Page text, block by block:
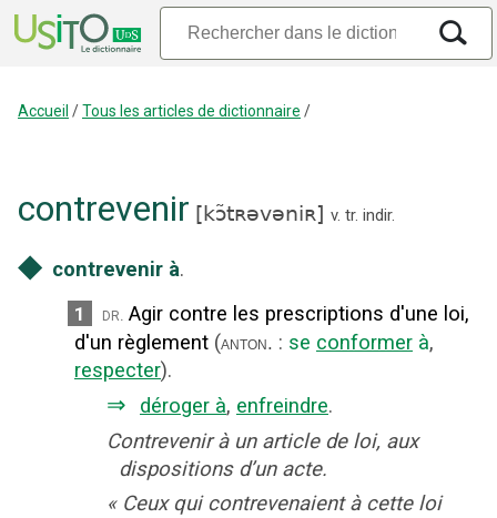
Accueil /Tous les articles de dictionnaire /
contrevenir [kɔ̃tʀəvəniʀ] v. tr. indir.
◆ contrevenir à.
1 dr. Agir contre les prescriptions d'une loi,
d'un règlement (anton. : se conformer à,
respecter).
⇒ déroger à, enfreindre.
Contrevenir à un article de loi, aux
dispositions d’un acte.
« Ceux qui contrevenaient à cette loi